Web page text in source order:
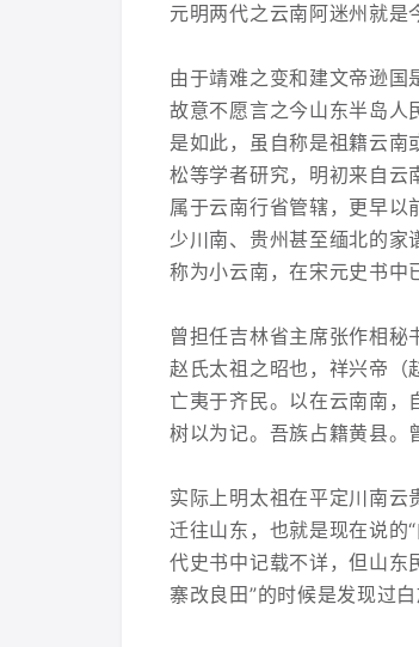
元明两代之云南阿迷州就是
由于靖难之变和建文帝逊国
故意不愿言之今山东半岛人
是如此，虽自称是祖籍云南
松等学者研究，明初来自云
属于云南行省管辖，更早以
少川南、贵州甚至缅北的家
称为小云南，在宋元史书中
曾担任吉林省主席张作相秘
赵氏太祖之昭也，祥兴帝（
亡夷于齐民。以在云南南，
树以为记。吾族占籍黄县。
实际上明太祖在平定川南云
迁往山东，也就是现在说的
代史书中记载不详，但山东
寨改良田”的时候是发现过白